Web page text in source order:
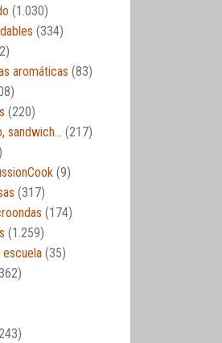
(1.030)
(334)
aromáticas (83)
(220)
sandwich… (217)
(9)
(317)
(174)
(1.259)
escuela (35)